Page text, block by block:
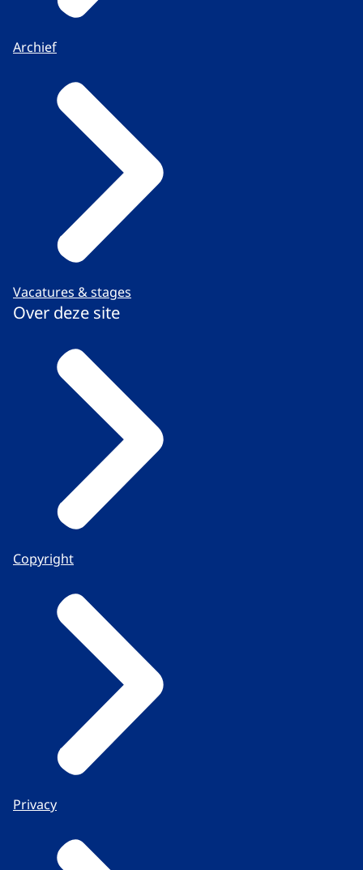
Archief
Vacatures & stages
Over deze site
Copyright
Privacy